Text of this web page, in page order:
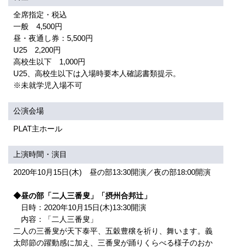
全席指定・税込
一般 4,500円
昼・夜通し券：5,500円
U25 2,200円
高校生以下 1,000円
U25、高校生以下は入場時要本人確認書類提示。
※未就学児入場不可
公演会場
PLAT主ホール
上演時間・演目
2020年10月15日(木) 昼の部13:30開演／夜の部18:00開演
◆昼の部「二人三番叟」「摂州合邦辻」
日時：2020年10月15日(木)13:30開演
内容：「二人三番叟」
二人の三番叟が天下泰平、五穀豊穣を祈り、舞います。義
太郎節の躍動感に加え、三番叟が踊りくらべる様子のおか